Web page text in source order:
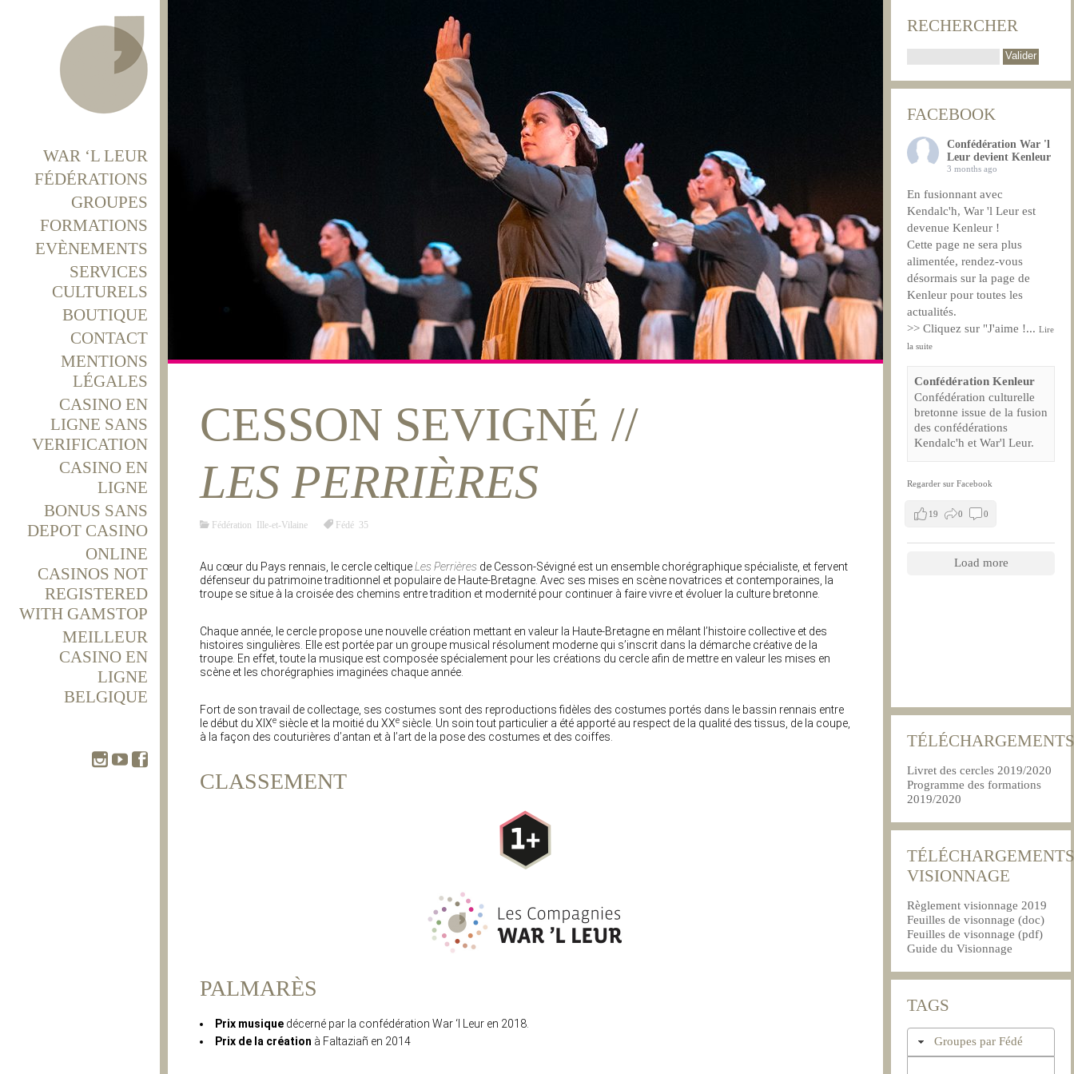
WAR ‘L LEUR
FÉDÉRATIONS
GROUPES
FORMATIONS
EVÈNEMENTS
SERVICES
CULTURELS
BOUTIQUE
CONTACT
MENTIONS
LÉGALES
CASINO EN
LIGNE SANS
VERIFICATION
CASINO EN
LIGNE
BONUS SANS
DEPOT CASINO
ONLINE
CASINOS NOT
REGISTERED
WITH GAMSTOP
MEILLEUR
CASINO EN
LIGNE
BELGIQUE
CESSON SEVIGNÉ //
LES PERRIÈRES
Fédération Ille-et-Vilaine Fédé 35
Au cœur du Pays rennais, le cercle celtiqueLes Perrières de Cesson-Sévigné est un ensemble chorégraphique spécialiste, et fervent
défenseur du patrimoine traditionnel et populaire de Haute-Bretagne. Avec ses mises en scène novatrices et contemporaines, la
troupe se situe à la croisée des chemins entre tradition et modernité pour continuer à faire vivre et évoluer la culture bretonne.
Chaque année, le cercle propose une nouvelle création mettant en valeur la Haute-Bretagne en mêlant l’histoire collective et des
histoires singulières. Elle est portée par un groupe musical résolument moderne qui s’inscrit dans la démarche créative de la
troupe. En effet, toute la musique est composée spécialement pour les créations du cercle afin de mettre en valeur les mises en
scène et les chorégraphies imaginées chaque année.
Fort de son travail de collectage, ses costumes sont des reproductions fidèles des costumes portés dans le bassin rennais entre
le début du XIXe siècle et la moitié du XXe siècle. Un soin tout particulier a été apporté au respect de la qualité des tissus, de la coupe,
à la façon des couturières d’antan et à l’art de la pose des costumes et des coiffes.
CLASSEMENT
PALMARÈS
Prix musique décerné par la confédération War ‘l Leur en 2018.
Prix de la création à Faltaziañ en 2014
RECHERCHER
FACEBOOK
Confédération War 'l
Leur devient Kenleur
3 months ago
En fusionnant avec
Kendalc'h, War 'l Leur est
devenue Kenleur !
Cette page ne sera plus
alimentée, rendez-vous
désormais sur la page de
Kenleur pour toutes les
actualités.
>> Cliquez sur "J'aime !... Lire
la suite
Confédération Kenleur
Confédération culturelle
bretonne issue de la fusion
des confédérations
Kendalc'h et War'l Leur.
Regarder sur Facebook
19 0 0
Load more
TÉLÉCHARGEMENTS
Livret des cercles 2019/2020
Programme des formations
2019/2020
TÉLÉCHARGEMENTS
VISIONNAGE
Règlement visionnage 2019
Feuilles de visonnage (doc)
Feuilles de visonnage (pdf)
Guide du Visionnage
TAGS
Groupes par Fédé